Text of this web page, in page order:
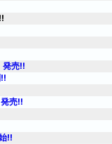
発売!!
売!!
!!